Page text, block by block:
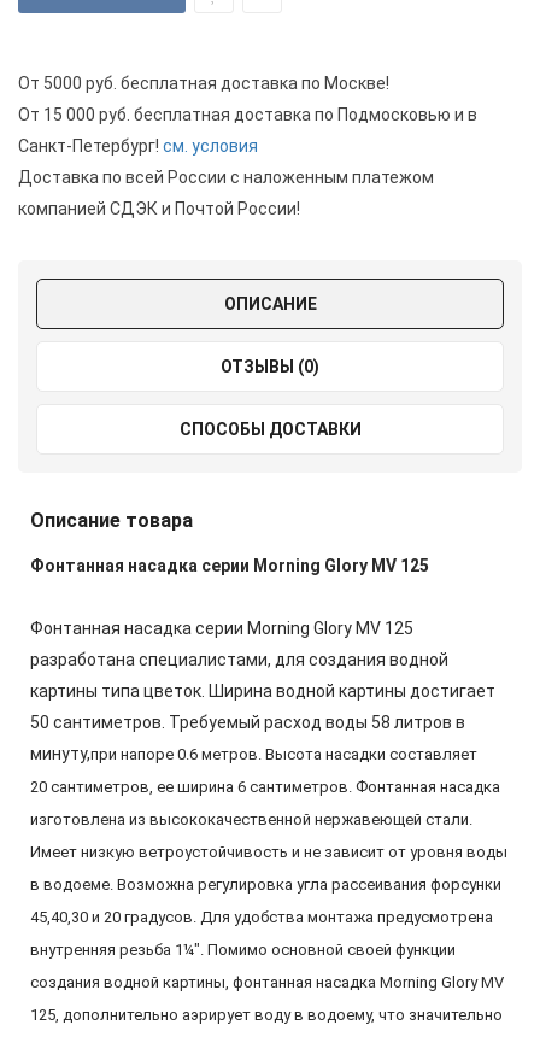
От 5000 руб. бесплатная доставка по Москве!
От 15 000 руб. бесплатная доставка по Подмосковью и в
Санкт-Петербург! см. условия
Доставка по всей России с наложенным платежом
компанией СДЭК и Почтой России!
ОПИСАНИЕ
ОТЗЫВЫ (0)
СПОСОБЫ ДОСТАВКИ
Описание товара
Фонтанная насадка серии Morning Glory MV 125
Фонтанная насадка серии Morning Glory MV 125
разработана специалистами, для создания водной
картины типа цветок. Ширина водной картины достигает
50 сантиметров. Требуемый расход воды 58 литров в
минуту,при напоре 0.6 метров. Высота насадки составляет
20 сантиметров, ее ширина 6 сантиметров. Фонтанная насадка
изготовлена из высококачественной нержавеющей стали.
Имеет низкую ветроустойчивость и не зависит от уровня воды
в водоеме. Возможна регулировка угла рассеивания форсунки
45,40,30 и 20 градусов. Для удобства монтажа предусмотрена
внутренняя резьба 1¼". Помимо основной своей функции
создания водной картины, фонтанная насадка Morning Glory MV
125, дополнительно аэрирует воду в водоему, что значительно